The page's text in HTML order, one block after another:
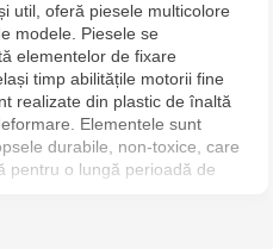
Cel Bun, 5
cel Mare, 29А
cel Bătrân, 39
util, oferă piesele multicolore
modele. Piesele se
elementelor de fixare
timp abilitățile motorii fine
realizate din plastic de înaltă
Elementele sunt
durabile, non-toxice, care
pentru o lungă perioadă de